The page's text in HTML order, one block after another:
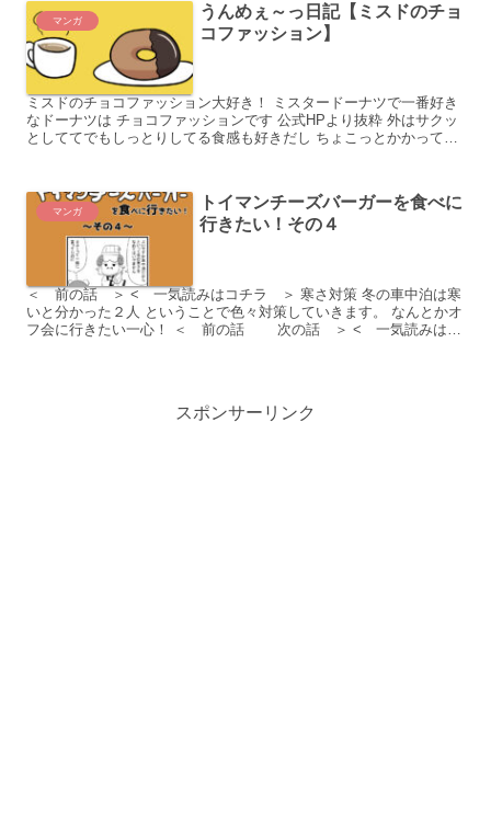
マンガ
うんめぇ～っ日記【ミスドのチョ
コファッション】
ミスドのチョコファッション大好き！ ミスタードーナツで一番好き
なドーナツは チョコファッションです 公式HPより抜粋 外はサクッ
としててでもしっとりしてる食感も好きだし ちょこっとかかってい
マンガ
トイマンチーズバーガーを食べに
行きたい！その４
＜ 前の話 ＞ < 一気読みはコチラ ＞ 寒さ対策 冬の車中泊は寒
いと分かった２人 ということで色々対策していきます。 なんとかオ
フ会に行きたい一心！ ＜ 前の話 次の話 ＞ < 一気読みはコ
スポンサーリンク